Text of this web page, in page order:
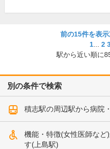
前の15件を表示
1
2
駅から近い順に
別の条件で検索
積志駅の周辺駅から病院
機能・特徴(女性医師な
す(上島駅)